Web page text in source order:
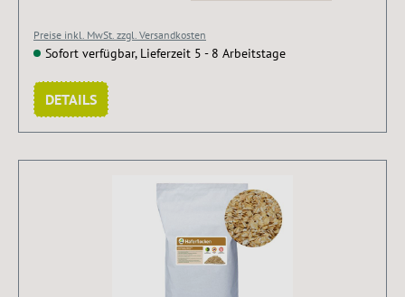
Preise inkl. MwSt. zzgl. Versandkosten
Sofort verfügbar, Lieferzeit 5 - 8 Arbeitstage
DETAILS